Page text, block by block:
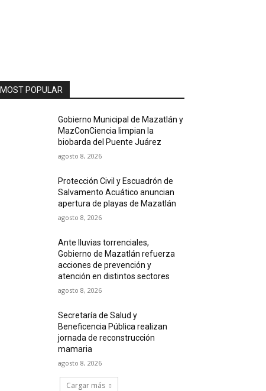
MOST POPULAR
Gobierno Municipal de Mazatlán y
MazConCiencia limpian la
biobarda del Puente Juárez
agosto 8, 2026
Protección Civil y Escuadrón de
Salvamento Acuático anuncian
apertura de playas de Mazatlán
agosto 8, 2026
Ante lluvias torrenciales,
Gobierno de Mazatlán refuerza
acciones de prevención y
atención en distintos sectores
agosto 8, 2026
Secretaría de Salud y
Beneficencia Pública realizan
jornada de reconstrucción
mamaria
agosto 8, 2026
Cargar más